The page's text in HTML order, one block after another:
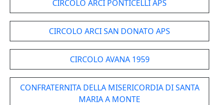
CIRCOLO ARCI PONTICELLI APS
CIRCOLO ARCI SAN DONATO APS
CIRCOLO AVANA 1959
CONFRATERNITA DELLA MISERICORDIA DI SANTA
MARIA A MONTE